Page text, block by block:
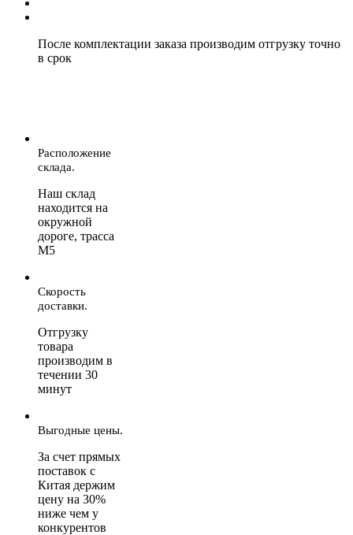
После комплектации заказа производим отгрузку точно
в срок
Расположение
склада.
Наш склад
находится на
окружной
дороге, трасса
М5
Скорость
доставки.
Отгрузку
товара
производим в
течении 30
минут
Выгодные цены.
За счет прямых
поставок с
Китая держим
цену на 30%
ниже чем у
конкурентов